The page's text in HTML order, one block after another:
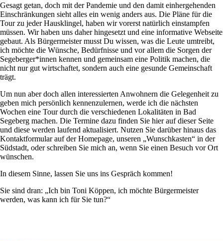
Gesagt getan, doch mit der Pandemie und den damit einhergehenden
Einschränkungen sieht alles ein wenig anders aus. Die Pläne für die
Tour zu jeder Hausklingel, haben wir vorerst natürlich einstampfen
müssen. Wir haben uns daher hingesetzt und eine informative Webseite
gebaut. Als Bürgermeister musst Du wissen, was die Leute umtreibt,
ich möchte die Wünsche, Bedürfnisse und vor allem die Sorgen der
Segeberger*innen kennen und gemeinsam eine Politik machen, die
nicht nur gut wirtschaftet, sondern auch eine gesunde Gemeinschaft
trägt.
Um nun aber doch allen interessierten Anwohnern die Gelegenheit zu
geben mich persönlich kennenzulernen, werde ich die nächsten
Wochen eine Tour durch die verschiedenen Lokalitäten in Bad
Segeberg machen. Die Termine dazu finden Sie hier auf dieser Seite
und diese werden laufend aktualisiert. Nutzen Sie darüber hinaus das
Kontaktformular auf der Homepage, unseren „Wunschkasten“ in der
Südstadt, oder schreiben Sie mich an, wenn Sie einen Besuch vor Ort
wünschen.
In diesem Sinne, lassen Sie uns ins Gespräch kommen!
Sie sind dran: „Ich bin Toni Köppen, ich möchte Bürgermeister
werden, was kann ich für Sie tun?“